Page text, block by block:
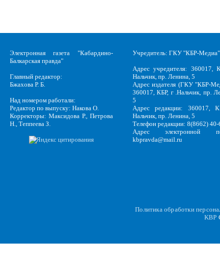
Электронная газета "Кабардино-
Балкарская правда"
Главный редактор:
Бжахова Р. Б.
Над номером работали:
Редактор по выпуску: Накова О.
Корректоры: Максидова Р., Петрова
Н., Теппеева З.
Учредитель: ГКУ "КБР-Медиа"
Адрес учредителя: 360017,
Нальчик, пр. Ленина, 5
Адрес издателя (ГКУ "КБР-
360017, КБР, г .Нальчик, пр.
5
Адрес редакции: 360017,
Нальчик, пр. Ленина, 5
Телефон редакции: 8(8662)
Адрес электронной
kbpravda@mail.ru
Политика обработки
KBP